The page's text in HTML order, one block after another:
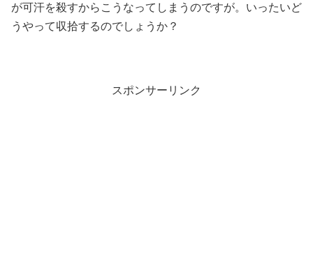
が可汗を殺すからこうなってしまうのですが。いったいど
うやって収拾するのでしょうか？
スポンサーリンク